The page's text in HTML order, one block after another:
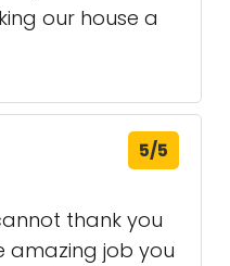
our house a
5/5
thank you
amazing job you